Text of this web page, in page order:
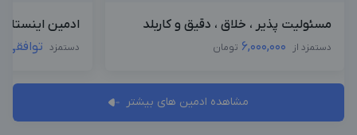
مسئولیت پذیر ، خلاق ، دقیق و کاربلد
دستمزد از 6,000,000 تومان
ادمین
دستمزد توافقی
مشاهده ادمین های بیشتر